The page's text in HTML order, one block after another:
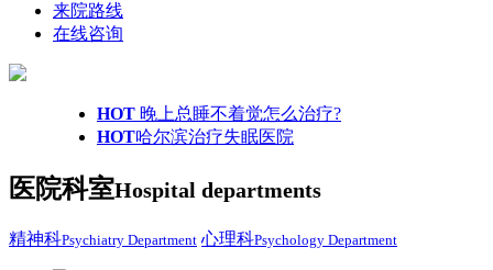
来院路线
在线咨询
HOT 晚上总睡不着觉怎么治疗?
HOT哈尔滨治疗失眠医院
医院科室Hospital departments
精神科Psychiatry Department 心理科Psychology Department